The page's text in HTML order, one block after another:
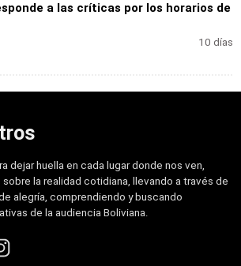
a las críticas por los horarios de
10 días
dejar huella en cada lugar donde nos ven,
la realidad cotidiana, llevando a través de
alegría, comprendiendo y buscando
de la audiencia Boliviana.